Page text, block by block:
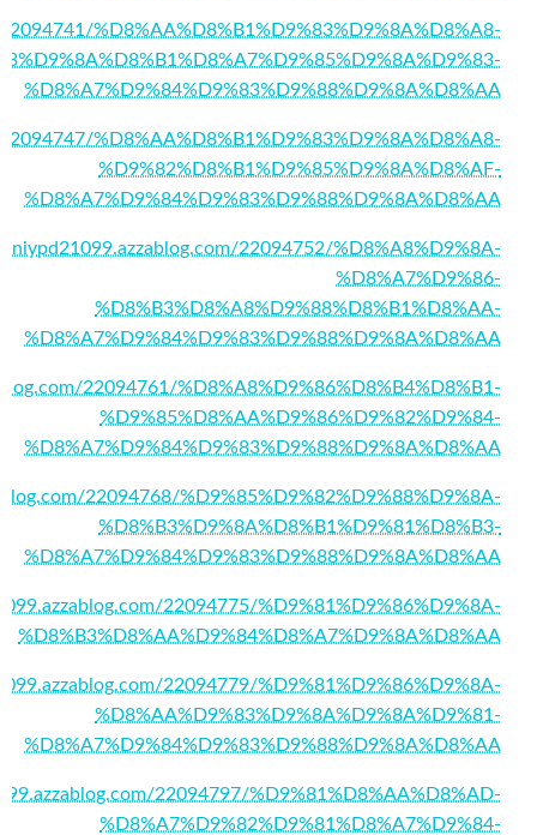
%D8%AA%D8%B1%D9%83%D9%8A%D8%A8-
%D8%A7%D9%84%D9%83%D9%88%D9%8A%D8%AA
%D8%AA%D8%B1%D9%83%D9%8A%D8%A8-
%D9%82%D8%B1%D9%85%D9%8A%D8%AF-
%D8%A7%D9%84%D9%83%D9%88%D9%8A%D8%AA
22094752/%D8%A8%D9%8A-
%D8%A7%D9%86-
%D8%B3%D8%A8%D9%88%D8%B1%D8%AA-
%D8%A7%D9%84%D9%83%D9%88%D9%8A%D8%AA
22094761/%D8%A8%D9%86%D8%B4%D8%B1-
%D9%85%D8%AA%D9%86%D9%82%D9%84-
%D8%A7%D9%84%D9%83%D9%88%D9%8A%D8%AA
22094768/%D9%85%D9%82%D9%88%D9%8A-
%D8%B3%D9%8A%D8%B1%D9%81%D8%B3-
%D8%A7%D9%84%D9%83%D9%88%D9%8A%D8%AA
22094775/%D9%81%D9%86%D9%8A-
%D8%B3%D8%AA%D9%84%D8%A7%D9%8A%D8%AA
22094779/%D9%81%D9%86%D9%8A-
%D8%AA%D9%83%D9%8A%D9%8A%D9%81-
%D8%A7%D9%84%D9%83%D9%88%D9%8A%D8%AA
22094797/%D9%81%D8%AA%D8%AD-
%D8%A7%D9%82%D9%81%D8%A7%D9%84-